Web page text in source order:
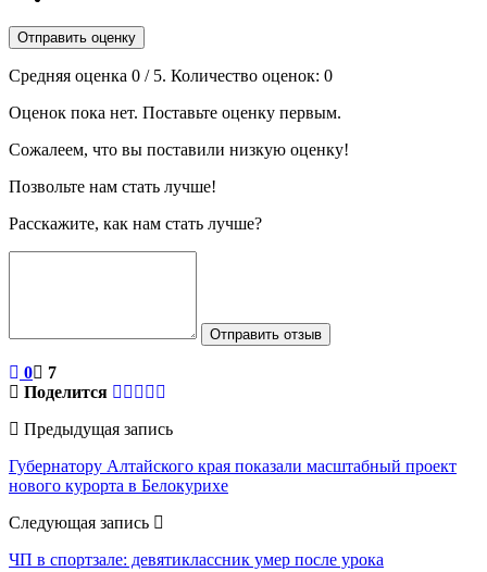
Отправить оценку
Средняя оценка 0 / 5. Количество оценок: 0
Оценок пока нет. Поставьте оценку первым.
Сожалеем, что вы поставили низкую оценку!
Позвольте нам стать лучше!
Расскажите, как нам стать лучше?
Отправить отзыв
0
7
Поделится
Предыдущая запись
Губернатору Алтайского края показали масштабный проект
нового курорта в Белокурихе
Следующая запись
ЧП в спортзале: девятиклассник умер после урока